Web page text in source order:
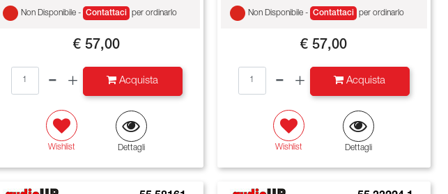
Non Disponibile - Contattaci per ordinarlo
€ 57,00
Quantità
Acquista
Wishlist Dettagli
Non Disponibile - Contattaci per ordinarlo
€ 57,00
Quantità
Acquista
Wishlist Dettagli